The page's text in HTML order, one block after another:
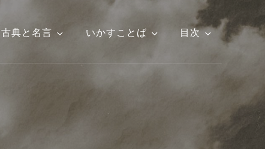
古典と名言 いかすことば 目次